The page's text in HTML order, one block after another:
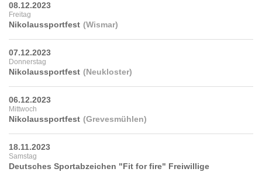
›
›
08.12.2023
Freitag
Nikolaussportfest Wismar
07.12.2023
Donnerstag
Nikolaussportfest Neukloster
06.12.2023
Mittwoch
Nikolaussportfest Grevesmühlen
18.11.2023
Samstag
Deutsches Sportabzeichen "Fit for fire" Freiwillige